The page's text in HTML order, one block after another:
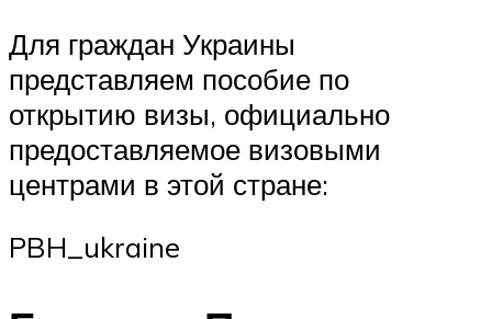
Для граждан Украины
представляем пособие по
открытию визы, официально
предоставляемое визовыми
центрами в этой стране:
PBH_ukraine